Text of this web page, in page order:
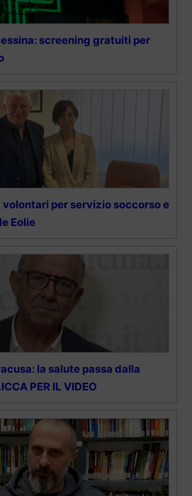
screening gratuiti per
volontari per servizio soccorso e
Eolie
la salute passa dalla
PER IL VIDEO